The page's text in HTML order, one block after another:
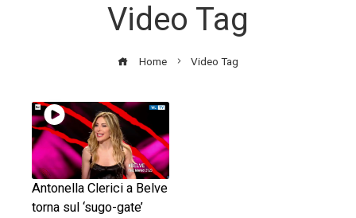
Video Tag
Home Video Tag
Antonella Clerici a Belve
torna sul ‘sugo-gate’